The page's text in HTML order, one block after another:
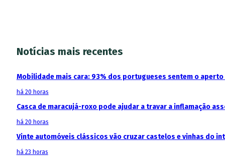
Notícias mais recentes
Mobilidade mais cara: 93% dos portugueses sentem o
há 20 horas
Casca de maracujá-roxo pode ajudar a travar a inflamação
há 20 horas
Vinte automóveis clássicos vão cruzar castelos e vinhas do
há 23 horas